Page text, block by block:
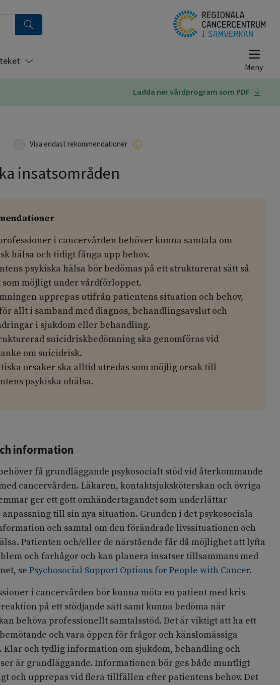
Ladda ner vårdprogram som PDF
Visa endast rekommendationer
insatsområden
i cancervården behöver kunna samtala om
hälsa och tidigt fånga upp behov.
psykiska hälsa bör bedömas på ett strukturerat sätt så
möjligt under vårdförloppet.
upprepas utifrån patientens situation och behov,
allt i samband med diagnos, behandlingsavslut och
i sjukdom eller behandling.
suicidriskbedömning ska genomföras vid
om suicidrisk.
orsaker ska alltid utredas som möjlig orsak till
psykiska ohälsa.
information
få grundläggande psykosocialt stöd vid återkommande
cancervården. Läkaren, kontaktsjuksköterskan och övriga
ger ett gott omhändertagandet som underlättar
till sin nya situation. Grunden i det psykosociala
och samtal om den förändrade livssituationen och
Patienten och/eller de närstående får då möjlighet att lyfta
och farhågor och kan planera insatser tillsammans med
sePsychosocial Support Options for People with Cancer.
i cancervården bör kunna möta en patient med kris-
på ett stödjande sätt samt kunna bedöma när
behöva professionellt samtalsstöd. Det är viktigt att ha ett
och vara öppen för frågor och känslomässiga
Klar och tydlig information om sjukdom, behandling och
är grundläggande. Informationen bör ges både muntligt
och upprepas vid flera tillfällen efter patientens behov. Det